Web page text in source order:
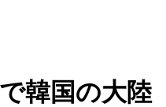
韓国の大陸